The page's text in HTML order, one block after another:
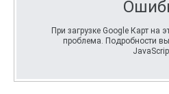
При загрузке Google Карт на
проблема. Подробности